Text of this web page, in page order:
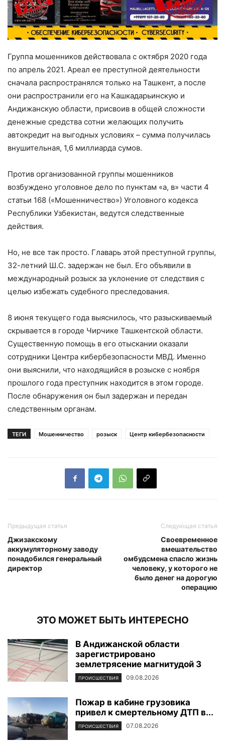
Группа мошенников действовала с октября 2020 года
по апрель 2021. Ареал ее преступной деятельности
сначала распространялся только на Ташкент, а после
они распространили его на Кашкадарьинскую и
Андижанскую области, присвоив в общей сложности
денежные средства сотни желающих получить
автокредит на выгодных условиях – сумма получилась
внушительная, 1,6 миллиарда сумов.
Против организованной группы мошенников
возбуждено уголовное дело по пунктам «а, в» части 4
статьи 168 («Мошенничество») Уголовного кодекса
Республики Узбекистан, ведутся следственные
действия.
Но, не все так просто. Главарь этой преступной группы,
32-летний Ш.С. задержан не был. Его объявили в
международный розыск за уклонение от следствия с
целью избежать судебного преследования.
8 июня текущего года выяснилось, что разыскиваемый
скрывается в городе Чирчике Ташкентской области.
Существенную помощь в его отыскании оказали
сотрудники Центра кибербезопасности МВД. Именно
они выяснили, что находящийся в розыске с ноября
прошлого года преступник находится в этом городе.
После обнаружения он был задержан и передан
следственным органам.
ТЕГИ Мошенничество розыск Центр кибербезопасности
Предыдущая статья
Джизакскому
аккумуляторному заводу
понадобился генеральный
директор
Следующая статья
Своевременное
вмешательство
омбудсмена спасло жизнь
человеку, у которого не
было денег на дорогую
операцию
ЭТО МОЖЕТ БЫТЬ ИНТЕРЕСНО
В Андижанской области
зарегистрировано
землетрясение магнитудой 3
ПРОИСШЕСТВИЯ 09.08.2026
Пожар в кабине грузовика
привел к смертельному ДТП в...
ПРОИСШЕСТВИЯ 07.08.2026